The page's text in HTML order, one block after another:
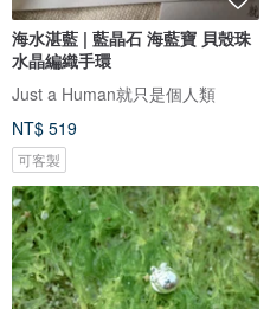
海水湛藍 | 藍晶石 海藍寶 貝殼珠
水晶編織手環
Just a Human就只是個人類
NT$ 519
可客製